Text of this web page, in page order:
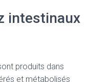
intestinaux
produits dans
et métabolisés